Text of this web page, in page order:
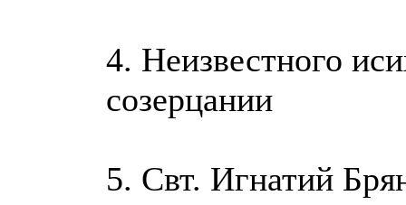
4. Неизвестного
созерцании
5. Свт. Игнатий